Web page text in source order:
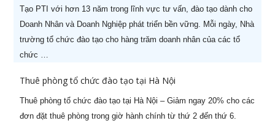
Tạo PTI với hơn 13 năm trong lĩnh vực tư vấn, đào tạo dành cho
Doanh Nhân và Doanh Nghiệp phát triển bền vững. Mỗi ngày, Nhà
trường tổ chức đào tạo cho hàng trăm doanh nhân của các tổ
chức …
Thuê phòng tổ chức đào tạo tại Hà Nội
Thuê phòng tổ chức đào tạo tại Hà Nội – Giảm ngay 20% cho các
đơn đặt thuê phòng trong giờ hành chính từ thứ 2 đến thứ 6.